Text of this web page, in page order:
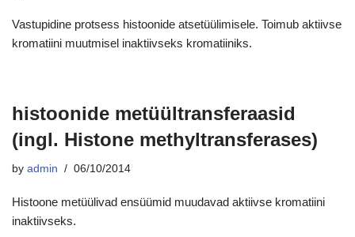
Vastupidine protsess histoonide atsetüülimisele. Toimub aktiivse
kromatiini muutmisel inaktiivseks kromatiiniks.
histoonide metüültransferaasid
(ingl. Histone methyltransferases)
by admin 06/10/2014
Histoone metüülivad ensüümid muudavad aktiivse kromatiini
inaktiivseks.